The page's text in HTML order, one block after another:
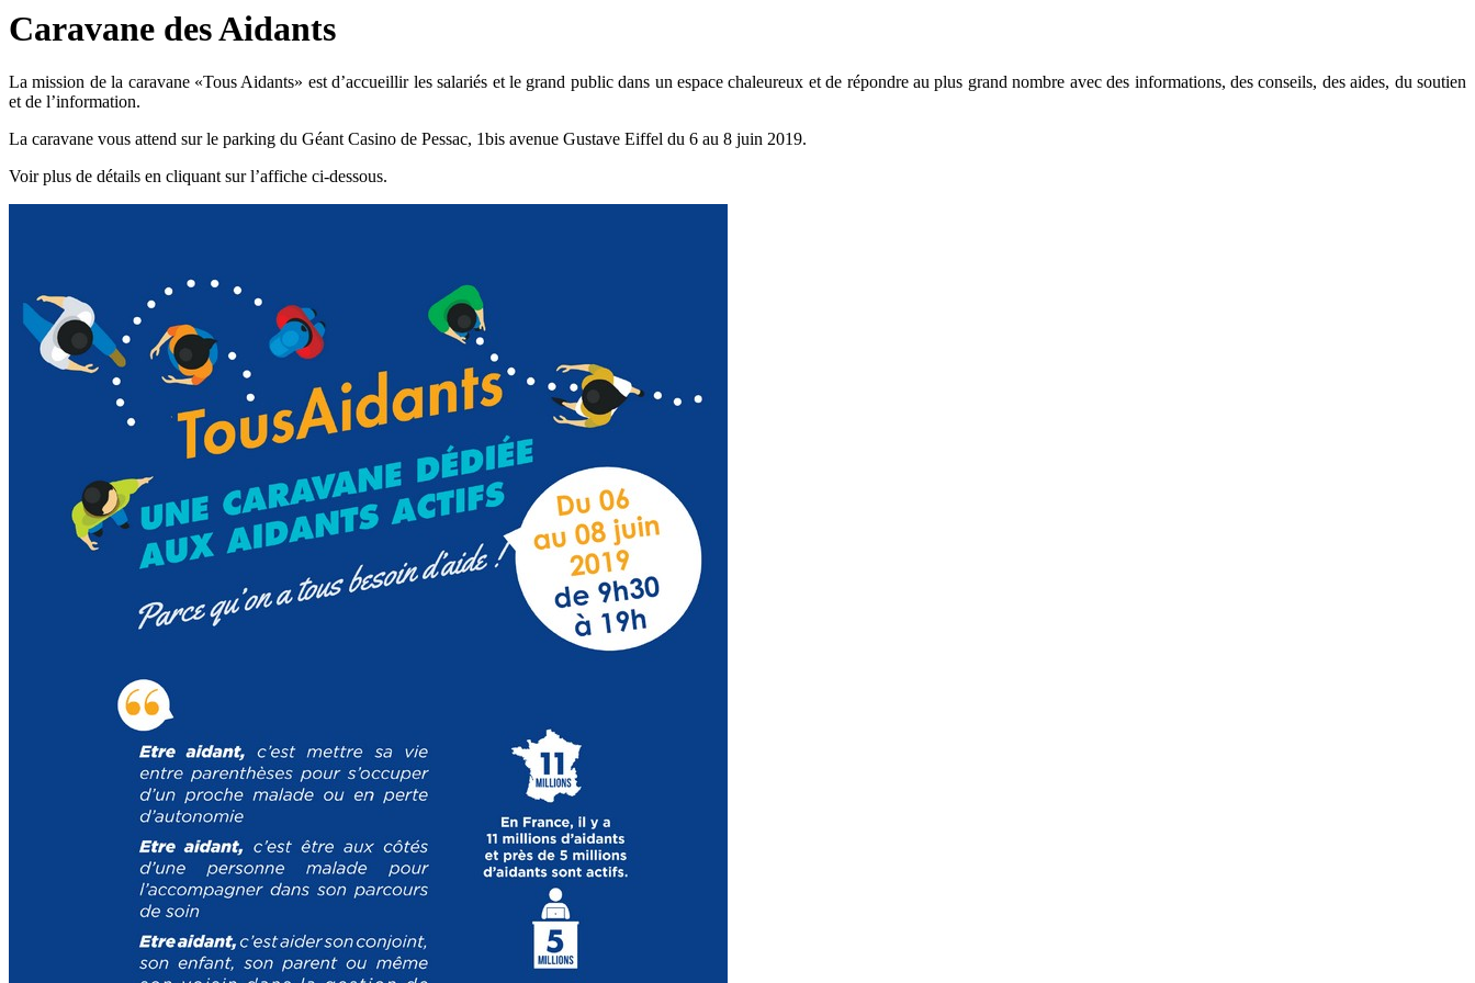
Caravane des Aidants
La mission de la caravane «Tous Aidants» est d’accueillir les salariés et le grand public dans un espace chaleureux et de répondre au plus grand nombre avec des informations, des conseils, des aides, du soutien
et de l’information.
La caravane vous attend sur le parking du Géant Casino de Pessac, 1bis avenue Gustave Eiffel du 6 au 8 juin 2019.
Voir plus de détails en cliquant sur l’affiche ci-dessous.